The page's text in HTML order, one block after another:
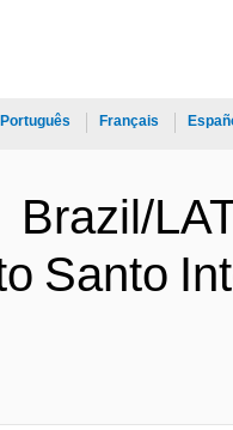
Français
Português
Brazil/
Santo